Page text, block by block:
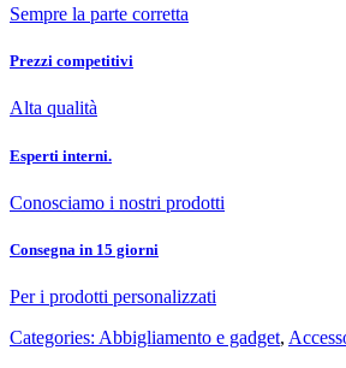
Sempre la parte corretta
Prezzi competitivi
Alta qualità
Esperti interni.
Conosciamo i nostri prodotti
Consegna in 15 giorni
Per i prodotti personalizzati
Categories: Abbigliamento e gadget,